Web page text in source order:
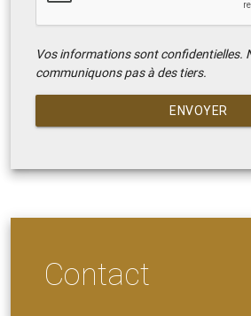
Vos informations sont confidentielles.
communiquons pas à des tiers.
ENVOYER
Contact